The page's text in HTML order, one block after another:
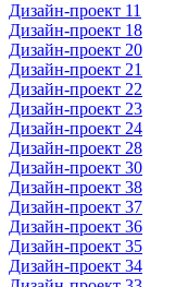
Дизайн-проект 11
Дизайн-проект 18
Дизайн-проект 20
Дизайн-проект 21
Дизайн-проект 22
Дизайн-проект 23
Дизайн-проект 24
Дизайн-проект 28
Дизайн-проект 30
Дизайн-проект 38
Дизайн-проект 37
Дизайн-проект 36
Дизайн-проект 35
Дизайн-проект 34